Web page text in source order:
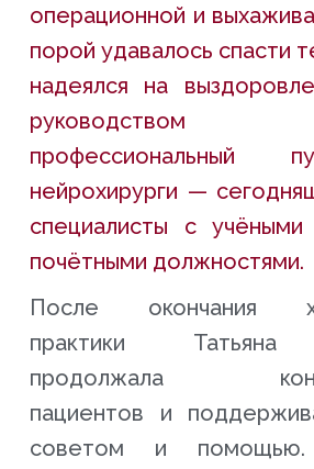
операционной и
порой удавалось спасти
надеялся на
руководством
профессиональный
нейрохирурги —
специалисты с
почётными должностями.
После окончания
практики Татьяна
продолжала
пациентов и
советом и